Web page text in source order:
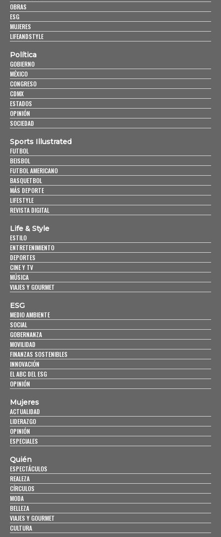
OBRAS
ESG
MUJERES
LIFEANDSTYLE
Política
GOBIERNO
MÉXICO
CONGRESO
CDMX
ESTADOS
OPINIÓN
SOCIEDAD
Sports Illustrated
FUTBOL
BEISBOL
FUTBOL AMERICANO
BASQUETBOL
MÁS DEPORTE
LIFESTYLE
REVISTA DIGITAL
Life & Style
ESTILO
ENTRETENIMIENTO
DEPORTES
CINE Y TV
MÚSICA
VIAJES Y GOURMET
ESG
MEDIO AMBIENTE
SOCIAL
GOBERNANZA
MOVILIDAD
FINANZAS SOSTENIBLES
INNOVACIÓN
EL ABC DEL ESG
OPINIÓN
Mujeres
ACTUALIDAD
LIDERAZGO
OPINIÓN
ESPECIALES
Quién
ESPECTÁCULOS
REALEZA
CÍRCULOS
MODA
BELLEZA
VIAJES Y GOURMET
CULTURA